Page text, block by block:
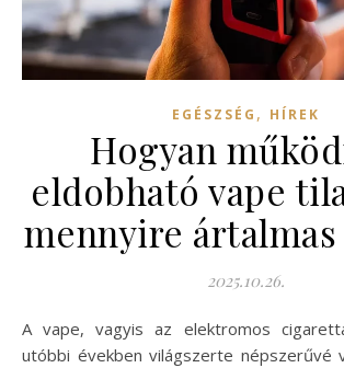
EGÉSZSÉG , HÍREK
Hogyan
eldobható vape
mennyire ártalmas
2025.10.26.
A vape, vagyis az elektromos cigaretta használata az
utóbbi években világszerte népszerűvé